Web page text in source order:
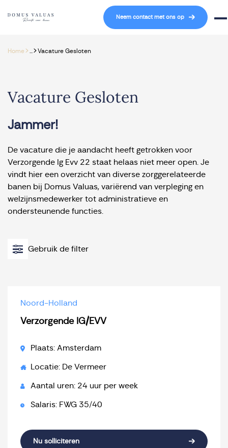
Navigatie overslaan
Neem contact met ons op
Home> >Vacature Gesloten
Vacature Gesloten
Jammer!
De vacature die je aandacht heeft getrokken voor
Verzorgende Ig Evv 22 staat helaas niet meer open. Je
vindt hier een overzicht van diverse zorggerelateerde
banen bij Domus Valuas, variërend van verpleging en
welzijnsmedewerker tot administratieve en
ondersteunende functies.
Gebruik de filter
Noord-Holland
Verzorgende IG/EVV
Plaats: Amsterdam
Locatie: De Vermeer
Aantal uren: 24 uur per week
Salaris: FWG 35/40
Nu solliciteren